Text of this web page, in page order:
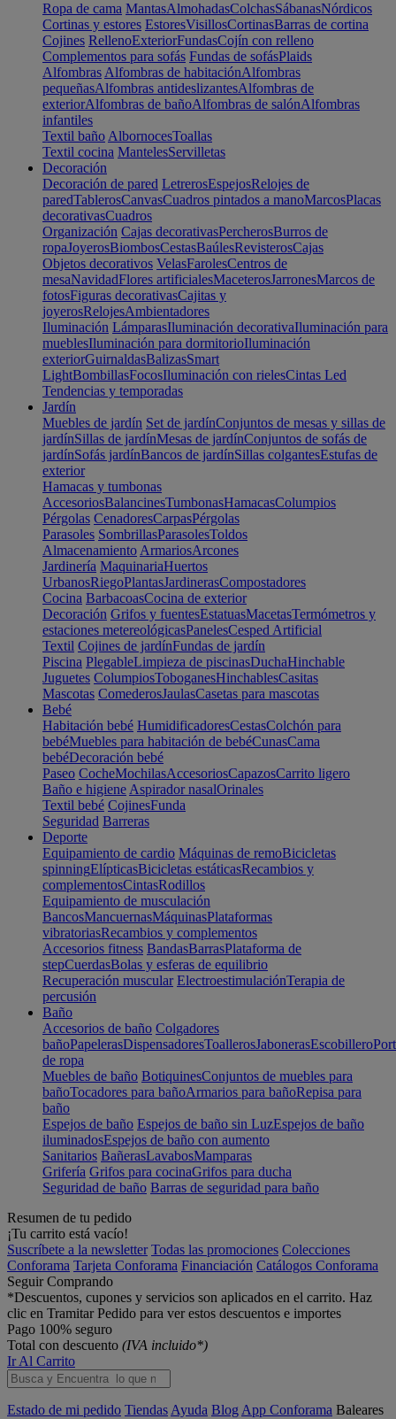
Ropa de cama MantasAlmohadasColchasSábanasNórdicos
Cortinas y estores EstoresVisillosCortinasBarras de cortina
Cojines RellenoExteriorFundasCojín con relleno
Complementos para sofás Fundas de sofásPlaids
Alfombras Alfombras de habitaciónAlfombras
pequeñasAlfombras antideslizantesAlfombras de
exteriorAlfombras de bañoAlfombras de salónAlfombras
infantiles
Textil baño AlbornocesToallas
Textil cocina MantelesServilletas
Decoración
Decoración de pared LetrerosEspejosRelojes de
paredTablerosCanvasCuadros pintados a manoMarcosPlacas
decorativasCuadros
Organización Cajas decorativasPercherosBurros de
ropaJoyerosBiombosCestasBaúlesRevisterosCajas
Objetos decorativos VelasFarolesCentros de
mesaNavidadFlores artificialesMaceterosJarronesMarcos de
fotosFiguras decorativasCajitas y
joyerosRelojesAmbientadores
Iluminación LámparasIluminación decorativaIluminación para
mueblesIluminación para dormitorioIluminación
exteriorGuirnaldasBalizasSmart
LightBombillasFocosIluminación con rielesCintas Led
Tendencias y temporadas
Jardín
Muebles de jardín Set de jardínConjuntos de mesas y sillas de
jardínSillas de jardínMesas de jardínConjuntos de sofás de
jardínSofás jardínBancos de jardínSillas colgantesEstufas de
exterior
Hamacas y tumbonas
AccesoriosBalancinesTumbonasHamacasColumpios
Pérgolas CenadoresCarpasPérgolas
Parasoles SombrillasParasolesToldos
Almacenamiento ArmariosArcones
Jardinería MaquinariaHuertos
UrbanosRiegoPlantasJardinerasCompostadores
Cocina BarbacoasCocina de exterior
Decoración Grifos y fuentesEstatuasMacetasTermómetros y
estaciones metereológicasPanelesCesped Artificial
Textil Cojines de jardínFundas de jardín
Piscina PlegableLimpieza de piscinasDuchaHinchable
Juguetes ColumpiosToboganesHinchablesCasitas
Mascotas ComederosJaulasCasetas para mascotas
Bebé
Habitación bebé HumidificadoresCestasColchón para
bebéMuebles para habitación de bebéCunasCama
bebéDecoración bebé
Paseo CocheMochilasAccesoriosCapazosCarrito ligero
Baño e higiene Aspirador nasalOrinales
Textil bebé CojinesFunda
Seguridad Barreras
Deporte
Equipamiento de cardio Máquinas de remoBicicletas
spinningElípticasBicicletas estáticasRecambios y
complementosCintasRodillos
Equipamiento de musculación
BancosMancuernasMáquinasPlataformas
vibratoriasRecambios y complementos
Accesorios fitness BandasBarrasPlataforma de
stepCuerdasBolas y esferas de equilibrio
Recuperación muscular ElectroestimulaciónTerapia de
percusión
Baño
Accesorios de baño Colgadores
bañoPapelerasDispensadoresToallerosJabonerasEscobillero
de ropa
Muebles de baño BotiquinesConjuntos de muebles para
bañoTocadores para bañoArmarios para bañoRepisa para
baño
Espejos de baño Espejos de baño sin LuzEspejos de baño
iluminadosEspejos de baño con aumento
Sanitarios BañerasLavabosMamparas
Grifería Grifos para cocinaGrifos para ducha
Seguridad de baño Barras de seguridad para baño
Resumen de tu pedido
¡Tu carrito está vacío!
Suscríbete a la newsletter Todas las promociones Colecciones
Conforama Tarjeta Conforama Financiación Catálogos Conforama
Seguir Comprando
*Descuentos, cupones y servicios son aplicados en el carrito. Haz
clic en Tramitar Pedido para ver estos descuentos e importes
Pago 100% seguro
Total con descuento (IVA incluido*)
Ir Al Carrito
Estado de mi pedido Tiendas Ayuda Blog App Conforama Baleares